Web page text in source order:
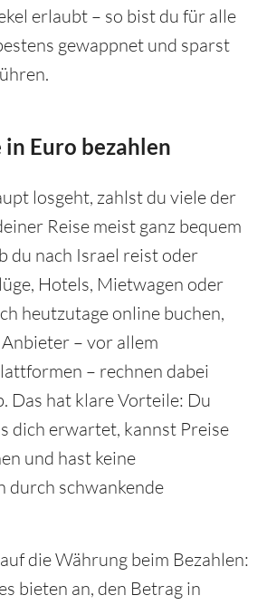
erlaubt – so bist du für alle
gewappnet und sparst
in Euro bezahlen
losgeht, zahlst du viele der
Reise meist ganz bequem
du nach Israel reist oder
Hotels, Mietwagen oder
heutzutage online buchen,
– vor allem
– rechnen dabei
Das hat klare Vorteile: Du
dich erwartet, kannst Preise
und hast keine
durch schwankende
die Währung beim Bezahlen:
bieten an, den Betrag in